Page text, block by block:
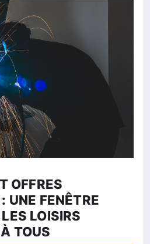
OFFRES
UNE FENÊTRE
LOISIRS
TOUS